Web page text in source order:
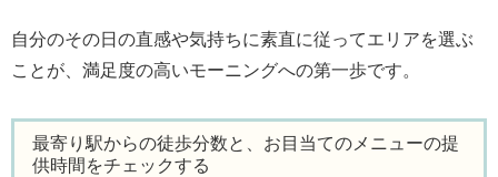
自分のその日の直感や気持ちに素直に従ってエリアを選ぶ
ことが、満足度の高いモーニングへの第一歩です。
最寄り駅からの徒歩分数と、お目当てのメニューの提
供時間をチェックする